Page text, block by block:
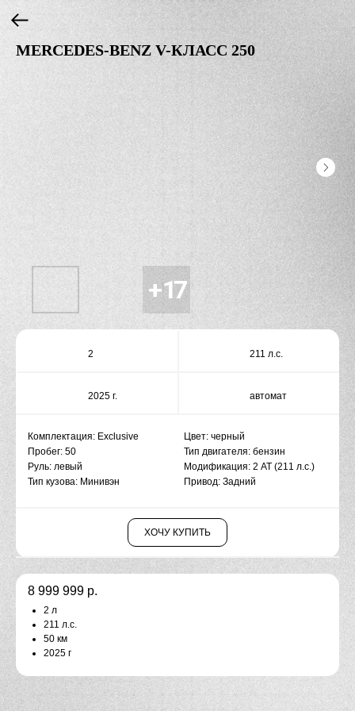
MERCEDES-BENZ V-КЛАСС 250
2 211 л.с.
2025 г. автомат
Комплектация: Exclusive
Пробег: 50
Руль: левый
Тип кузова: Минивэн
Цвет: черный
Тип двигателя: бензин
Модификация: 2 АТ (211 л.с.)
Привод: Задний
ХОЧУ КУПИТЬ
8 999 999 р.
2 л
211 л.с.
50 км
2025 г